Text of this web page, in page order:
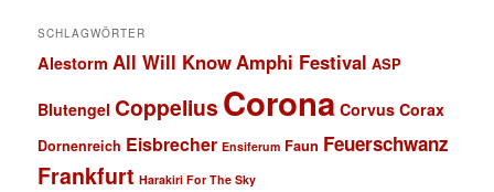
SCHLAGWÖRTER
Alestorm All Will Know Amphi Festival ASP
Blutengel Coppelius Corona Corvus Corax
Dornenreich Eisbrecher Ensiferum Faun Feuerschwanz
Frankfurt Harakiri For The Sky